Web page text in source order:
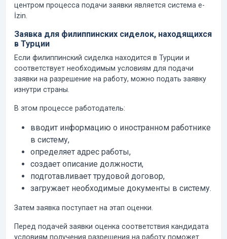
центром процесса подачи заявки является система e-
İzin.
Заявка для филиппинских сиделок, находящихся
в Турции
Если филиппинский сиделка находится в Турции и
соответствует необходимым условиям для подачи
заявки на разрешение на работу, можно подать заявку
изнутри страны.
В этом процессе работодатель:
вводит информацию о иностранном работнике
в систему,
определяет адрес работы,
создает описание должности,
подготавливает трудовой договор,
загружает необходимые документы в систему.
Затем заявка поступает на этап оценки.
Перед подачей заявки оценка соответствия кандидата
условиям получения разрешения на работу поможет